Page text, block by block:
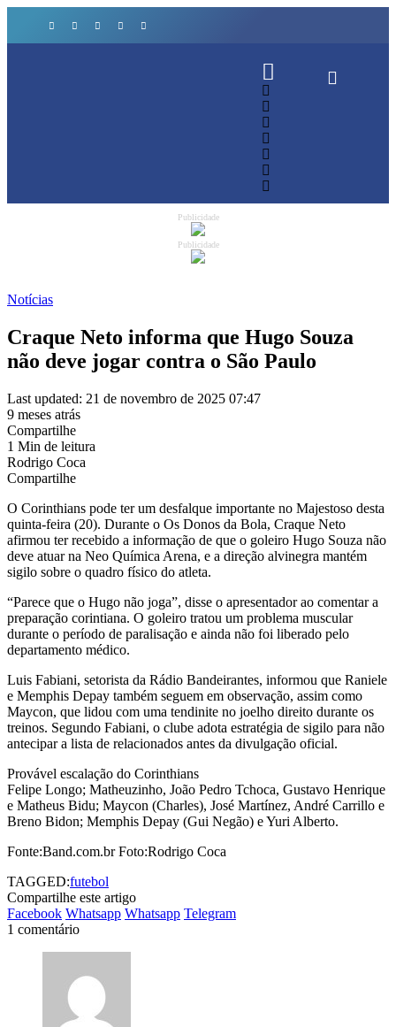
Publicidade
Publicidade
Notícias
Craque Neto informa que Hugo Souza
não deve jogar contra o São Paulo
Last updated: 21 de novembro de 2025 07:47
9 meses atrás
Compartilhe
1 Min de leitura
Rodrigo Coca
Compartilhe
O Corinthians pode ter um desfalque importante no Majestoso desta
quinta-feira (20). Durante o Os Donos da Bola, Craque Neto
afirmou ter recebido a informação de que o goleiro Hugo Souza não
deve atuar na Neo Química Arena, e a direção alvinegra mantém
sigilo sobre o quadro físico do atleta.
“Parece que o Hugo não joga”, disse o apresentador ao comentar a
preparação corintiana. O goleiro tratou um problema muscular
durante o período de paralisação e ainda não foi liberado pelo
departamento médico.
Luis Fabiani, setorista da Rádio Bandeirantes, informou que Raniele
e Memphis Depay também seguem em observação, assim como
Maycon, que lidou com uma tendinite no joelho direito durante os
treinos. Segundo Fabiani, o clube adota estratégia de sigilo para não
antecipar a lista de relacionados antes da divulgação oficial.
Provável escalação do Corinthians
Felipe Longo; Matheuzinho, João Pedro Tchoca, Gustavo Henrique
e Matheus Bidu; Maycon (Charles), José Martínez, André Carrillo e
Breno Bidon; Memphis Depay (Gui Negão) e Yuri Alberto.
Fonte:Band.com.br Foto:Rodrigo Coca
TAGGED:futebol
Compartilhe este artigo
Facebook Whatsapp Whatsapp Telegram
1 comentário